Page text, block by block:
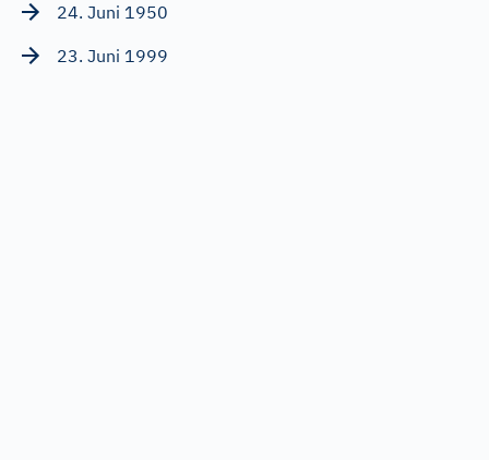
24. Juni 1950
23. Juni 1999